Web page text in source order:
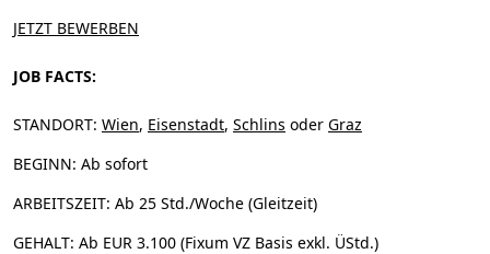
JETZT BEWERBEN
JOB FACTS:
STANDORT: Wien, Eisenstadt, Schlins oder Graz
BEGINN: Ab sofort
ARBEITSZEIT: Ab 25 Std./Woche (Gleitzeit)
GEHALT: Ab EUR 3.100 (Fixum VZ Basis exkl. ÜStd.)